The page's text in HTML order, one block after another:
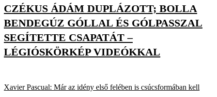
CZÉKUS ÁDÁM DUPLÁZOTT; BOLLA
BENDEGÚZ GÓLLAL ÉS GÓLPASSZAL
SEGÍTETTE CSAPATÁT –
LÉGIÓSKÖRKÉP VIDEÓKKAL
Xavier Pascual: Már az idény első felében is csúcsformában kell